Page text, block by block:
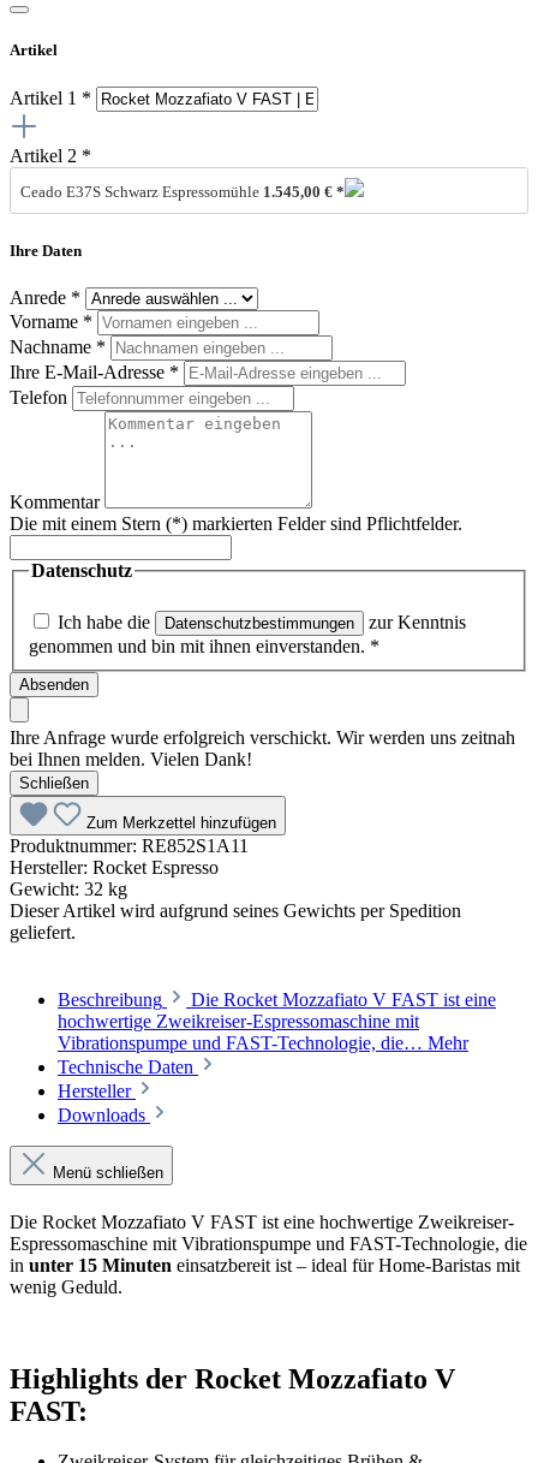
Artikel
Artikel 1 *
Artikel 2 *
Ceado E37S Schwarz Espressomühle 1.545,00 € *
Ihre Daten
Anrede *
Vorname *
Nachname *
Ihre E-Mail-Adresse *
Telefon
Kommentar
Die mit einem Stern (*) markierten Felder sind Pflichtfelder.
Datenschutz
Ich habe die Datenschutzbestimmungen
zur Kenntnis
genommen und bin mit ihnen einverstanden. *
Absenden
Ihre Anfrage wurde erfolgreich verschickt. Wir werden uns zeitnah
bei Ihnen melden. Vielen Dank!
Schließen
Zum Merkzettel hinzufügen
Produktnummer: RE852S1A11
Hersteller: Rocket Espresso
Gewicht: 32 kg
Dieser Artikel wird aufgrund seines Gewichts per Spedition
geliefert.
Beschreibung
Die Rocket Mozzafiato V FAST ist eine
hochwertige Zweikreiser-Espressomaschine mit
Vibrationspumpe und FAST-Technologie, die… Mehr
Technische Daten
Hersteller
Downloads
Menü schließen
Die Rocket Mozzafiato V FAST ist eine hochwertige Zweikreiser-
Espressomaschine mit Vibrationspumpe und FAST-Technologie, die
in unter 15 Minuten einsatzbereit ist – ideal für Home-Baristas mit
wenig Geduld.
Highlights der Rocket Mozzafiato V
FAST: